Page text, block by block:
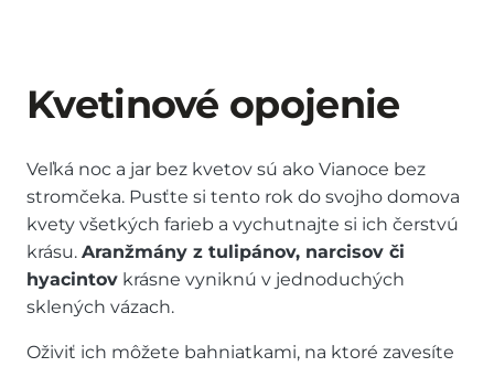
Kvetinové opojenie
Veľká noc a jar bez kvetov sú ako Vianoce bez
stromčeka. Pusťte si tento rok do svojho domova
kvety všetkých farieb a vychutnajte si ich čerstvú
krásu. Aranžmány z tulipánov, narcisov či
hyacintov krásne vyniknú v jednoduchých
sklených vázach.
Oživiť ich môžete bahniatkami, na ktoré zavesíte